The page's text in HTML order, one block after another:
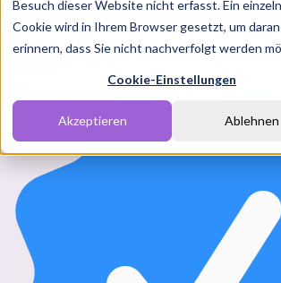
Besuch dieser Website nicht erfasst. Ein
Cookie wird in Ihrem Browser gesetzt, um daran
erinnern, dass Sie nicht nachverfolgt werden
Cookie-Einstellungen
Akzeptieren Ablehnen